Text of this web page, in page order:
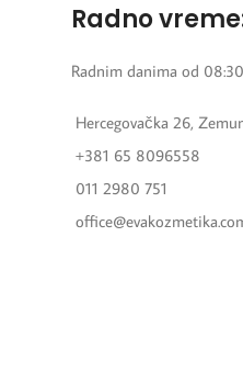
Radno
Radnim danima od
Hercegovačka 26,
+381 65 8096558
011 2980 751